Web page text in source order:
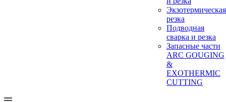
Экзотермическая
резка
Подводная
сварка и резка
Запасные части
ARC GOUGING
&
EXOTHERMIC
CUTTING